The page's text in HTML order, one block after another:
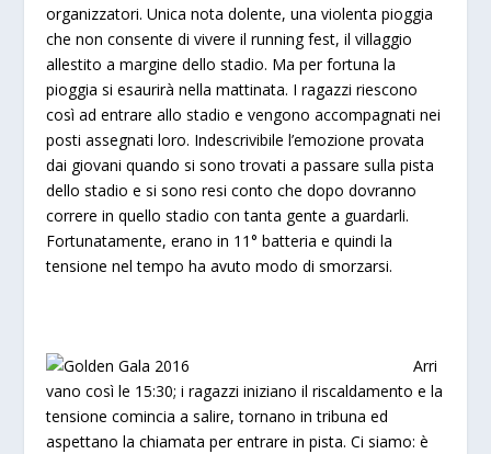
organizzatori. Unica nota dolente, una violenta pioggia
che non consente di vivere il running fest, il villaggio
allestito a margine dello stadio. Ma per fortuna la
pioggia si esaurirà nella mattinata. I ragazzi riescono
così ad entrare allo stadio e vengono accompagnati nei
posti assegnati loro. Indescrivibile l’emozione provata
dai giovani quando si sono trovati a passare sulla pista
dello stadio e si sono resi conto che dopo dovranno
correre in quello stadio con tanta gente a guardarli.
Fortunatamente, erano in 11° batteria e quindi la
tensione nel tempo ha avuto modo di smorzarsi.
Arri
vano così le 15:30; i ragazzi iniziano il riscaldamento e la
tensione comincia a salire, tornano in tribuna ed
aspettano la chiamata per entrare in pista. Ci siamo: è